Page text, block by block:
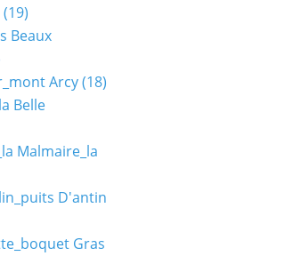
(19)
Beaux
Arcy(18)
Belle
Malmaire_la
D'antin
Gras